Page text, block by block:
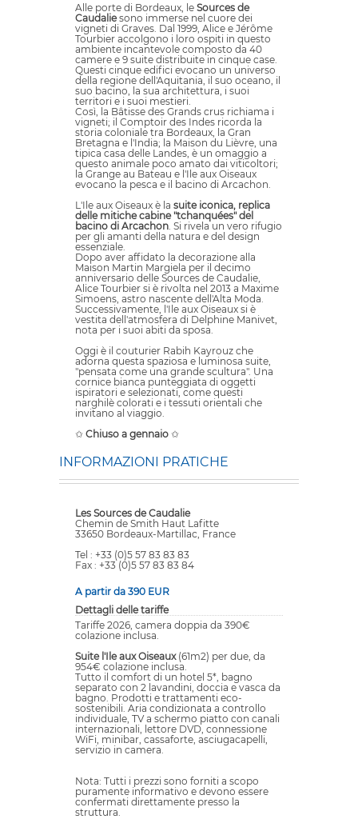
Alle porte di Bordeaux, le Sources de
Caudaliesono immerse nel cuore dei
vigneti di Graves. Dal 1999, Alice e Jérôme
Tourbier accolgono i loro ospiti in questo
ambiente incantevole composto da 40
camere e 9 suite distribuite in cinque case.
Questi cinque edifici evocano un universo
della regione dell'Aquitania, il suo oceano, il
suo bacino, la sua architettura, i suoi
territori e i suoi mestieri.
Così, la Bâtisse des Grands crus richiama i
vigneti; il Comptoir des Indes ricorda la
storia coloniale tra Bordeaux, la Gran
Bretagna e l'India; la Maison du Lièvre, una
tipica casa delle Landes, è un omaggio a
questo animale poco amato dai viticoltori;
la Grange au Bateau e l'Ile aux Oiseaux
evocano la pesca e il bacino di Arcachon.
L'Ile aux Oiseaux è la suite iconica, replica
delle mitiche cabine "tchanquées" del
bacino di Arcachon . Si rivela un vero rifugio
per gli amanti della natura e del design
essenziale.
Dopo aver affidato la decorazione alla
Maison Martin Margiela per il decimo
anniversario delle Sources de Caudalie,
Alice Tourbier si è rivolta nel 2013 a Maxime
Simoens, astro nascente dell'Alta Moda.
Successivamente, l'Ile aux Oiseaux si è
vestita dell'atmosfera di Delphine Manivet,
nota per i suoi abiti da sposa.
Oggi è il couturier Rabih Kayrouz che
adorna questa spaziosa e luminosa suite,
"pensata come una grande scultura". Una
cornice bianca punteggiata di oggetti
ispiratori e selezionati, come questi
narghilè colorati e i tessuti orientali che
invitano al viaggio.
✩ Chiuso a gennaio ✩
INFORMAZIONI PRATICHE
Les Sources de Caudalie
Chemin de Smith Haut Lafitte
33650 Bordeaux-Martillac, France
Tel : +33 (0)5 57 83 83 83
Fax : +33 (0)5 57 83 83 84
A partir da 390 EUR
Dettagli delle tariffe
Tariffe 2026, camera doppia da 390€
colazione inclusa.
Suite l'Ile aux Oiseaux(61m2) per due, da
954€ colazione inclusa.
Tutto il comfort di un hotel 5*, bagno
separato con 2 lavandini, doccia e vasca da
bagno. Prodotti e trattamenti eco-
sostenibili. Aria condizionata a controllo
individuale, TV a schermo piatto con canali
internazionali, lettore DVD, connessione
WiFi, minibar, cassaforte, asciugacapelli,
servizio in camera.
Nota: Tutti i prezzi sono forniti a scopo
puramente informativo e devono essere
confermati direttamente presso la
struttura.